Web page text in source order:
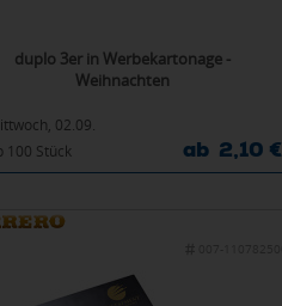
duplo 3er in Werbekartonage -
Weihnachten
02.09.
100 Stück
ab 2,10 €